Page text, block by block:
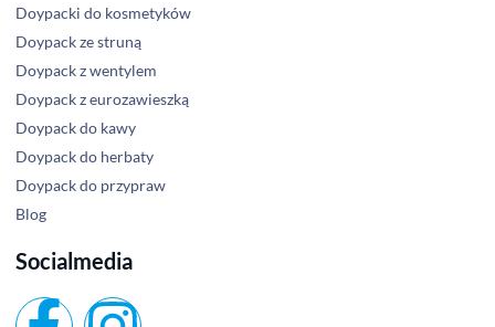
Doypacki do kosmetyków
Doypack ze struną
Doypack z wentylem
Doypack z eurozawieszką
Doypack do kawy
Doypack do herbaty
Doypack do przypraw
Blog
Socialmedia